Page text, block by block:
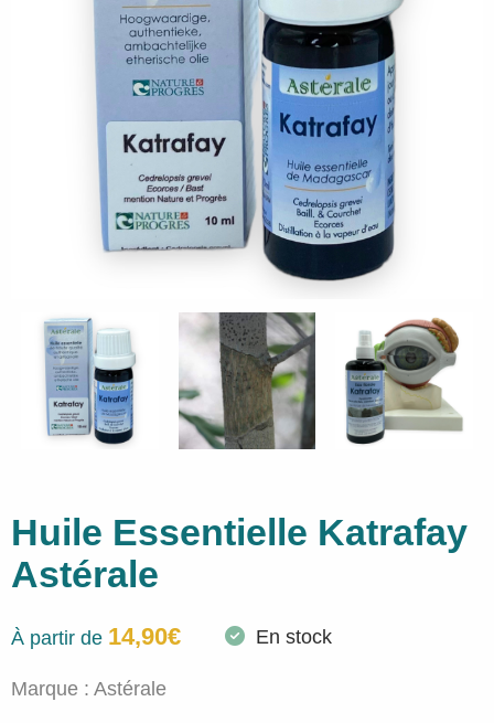
Huile Essentielle Katrafay
Astérale
À partir de 14,90€ En stock
Marque : Astérale